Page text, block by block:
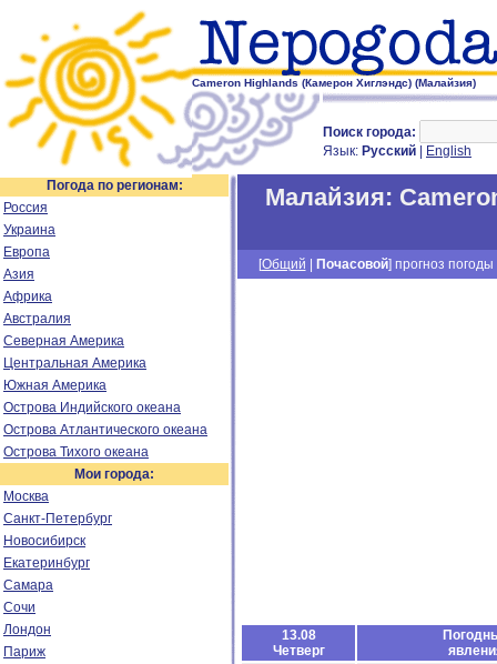
Cameron Highlands (Камерон Хиглэндс) (Малайзия)
Поиск города:
Язык: Русский English
Погода по регионам:
Россия
Украина
Европа
Азия
Африка
Австралия
Северная Америка
Центральная Америка
Южная Америка
Острова Индийского океана
Острова Атлантического океана
Острова Тихого океана
Мои города:
Москва
Санкт-Петербург
Новосибирск
Екатеринбург
Самара
Сочи
Лондон
Париж
Малайзия:
[Общий Почасовой] прогноз погоды
13.08
Четверг